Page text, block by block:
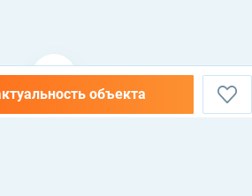
объекта